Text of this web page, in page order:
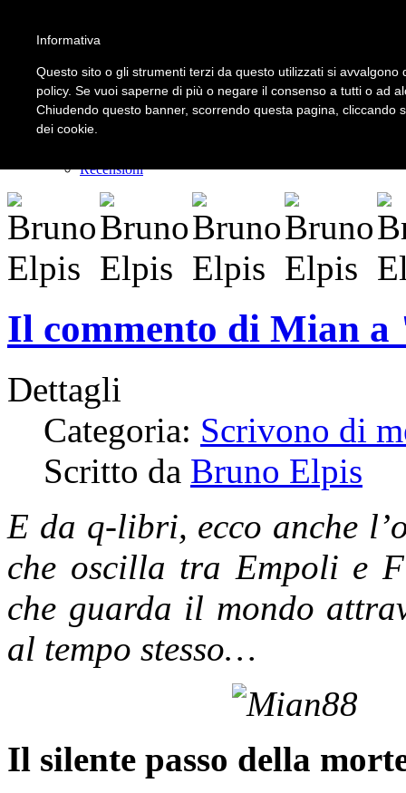
LOGIN | REGISTER
Home
Il carnevale dei delitti
Recensioni
Il commento di Mian
Dettagli
Categoria: Scrivono di
Scritto da Bruno Elpis
E da q-libri, ecco anche
che oscilla tra Empoli e
che guarda il mondo
al tempo stesso…
Il silente passo della
Informativa
Questo sito o gli strumenti terzi da questo utilizzati si
policy. Se vuoi saperne di più o negare il consenso a tutti o ad
Chiudendo questo banner, scorrendo questa pagina, cliccando
dei cookie.